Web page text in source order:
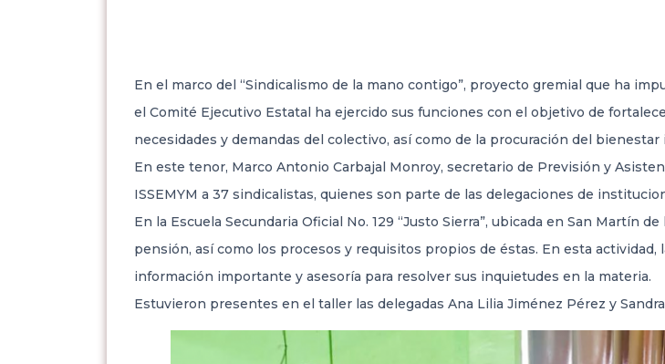
En el marco del “Sindicalismo de la mano contigo”, proyecto gremial que ha
el Comité Ejecutivo Estatal ha ejercido sus funciones con el objetivo de
necesidades y demandas del colectivo, así como de la procuración del
En este tenor, Marco Antonio Carbajal Monroy, secretario de Previsión y
ISSEMYM a 37 sindicalistas, quienes son parte de las delegaciones de
En la Escuela Secundaria Oficial No. 129 “Justo Sierra”, ubicada en San Martín
pensión, así como los procesos y requisitos propios de éstas. En esta
información importante y asesoría para resolver sus inquietudes en la materia.
Estuvieron presentes en el taller las delegadas Ana Lilia Jiménez Pérez y